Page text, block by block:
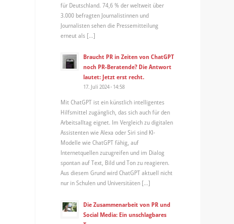
für Deutschland. 74,6 % der weltweit über
3.000 befragten Journalistinnen und
Journalisten sehen die Pressemitteilung
erneut als […]
Braucht PR in Zeiten von ChatGPT
noch PR-Beratende? Die Antwort
lautet: Jetzt erst recht.
17. Juli 2024 - 14:58
Mit ChatGPT ist ein künstlich intelligentes
Hilfsmittel zugänglich, das sich auch für den
Arbeitsalltag eignet. Im Vergleich zu digitalen
Assistenten wie Alexa oder Siri sind KI-
Modelle wie ChatGPT fähig, auf
Internetquellen zuzugreifen und im Dialog
spontan auf Text, Bild und Ton zu reagieren.
Aus diesem Grund wird ChatGPT aktuell nicht
nur in Schulen und Universitäten […]
Die Zusammenarbeit von PR und
Social Media: Ein unschlagbares